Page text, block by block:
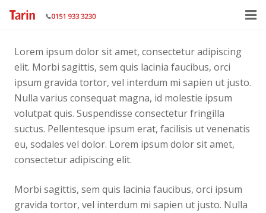
About
Services
Gallery
Lorem ipsum dolor sit amet, consectetur adipiscing
elit. Morbi sagittis, sem quis lacinia faucibus, orci
ipsum gravida tortor, vel interdum mi sapien ut justo.
Nulla varius consequat magna, id molestie ipsum
volutpat quis. Suspendisse consectetur fringilla
suctus. Pellentesque ipsum erat, facilisis ut venenatis
eu, sodales vel dolor. Lorem ipsum dolor sit amet,
consectetur adipiscing elit.
Morbi sagittis, sem quis lacinia faucibus, orci ipsum
gravida tortor, vel interdum mi sapien ut justo. Nulla